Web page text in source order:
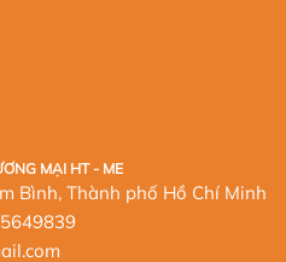
MẠI HT - ME
Bình, Thành phố Hồ Chí Minh